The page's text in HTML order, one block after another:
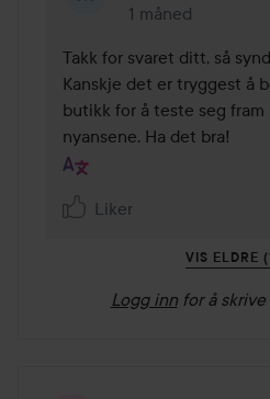
1 måned
Kommentaren
Takk for svaret ditt, så
Kanskje det er tryggest å
butikk for å teste seg
nyansene. Ha det bra!
Liker
VIS ELDRE
Logg inn for å